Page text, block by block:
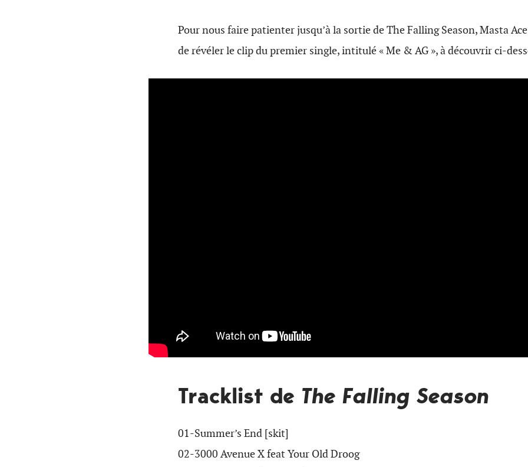
Pour nous faire patienter jusqu’à la sortie de The Falling Season, Masta
de révéler le clip du premier single, intitulé « Me & AG », à découvrir ci-
Tracklist de The Falling Season
01-Summer’s End [skit]
02-3000 Avenue X feat Your Old Droog